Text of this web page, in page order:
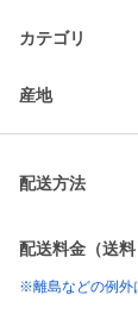
カテゴリ
産地
配送方法
配送料金（送料
※離島などの例外